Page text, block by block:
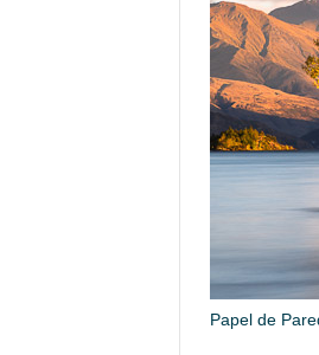
Papel de